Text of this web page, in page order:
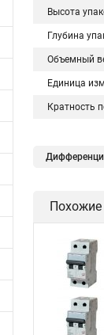
Высота
Глубина
Объемный
Единица
Кратность